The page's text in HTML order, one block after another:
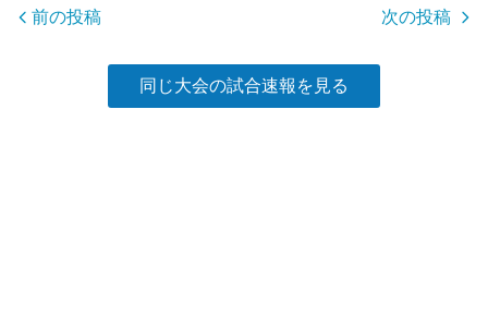
o
前の投稿 次の投稿
同じ大会の試合速報を見る